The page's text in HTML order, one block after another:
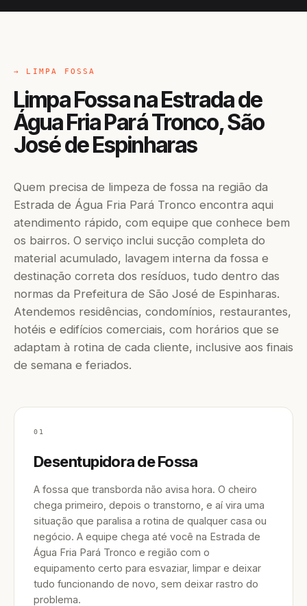
→ LIMPA FOSSA
Limpa Fossa na Estrada de
Água Fria Pará Tronco, São
José de Espinharas
Quem precisa de limpeza de fossa na região da
Estrada de Água Fria Pará Tronco encontra aqui
atendimento rápido, com equipe que conhece bem
os bairros. O serviço inclui sucção completa do
material acumulado, lavagem interna da fossa e
destinação correta dos resíduos, tudo dentro das
normas da Prefeitura de São José de Espinharas.
Atendemos residências, condomínios, restaurantes,
hotéis e edifícios comerciais, com horários que se
adaptam à rotina de cada cliente, inclusive aos finais
de semana e feriados.
01
Desentupidora de Fossa
A fossa que transborda não avisa hora. O cheiro
chega primeiro, depois o transtorno, e aí vira uma
situação que paralisa a rotina de qualquer casa ou
negócio. A equipe chega até você na Estrada de
Água Fria Pará Tronco e região com o
equipamento certo para esvaziar, limpar e deixar
tudo funcionando de novo, sem deixar rastro do
problema.